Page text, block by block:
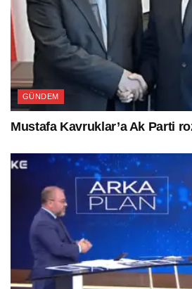
GÜNDEM
Mustafa Kavruklar’a Ak Parti